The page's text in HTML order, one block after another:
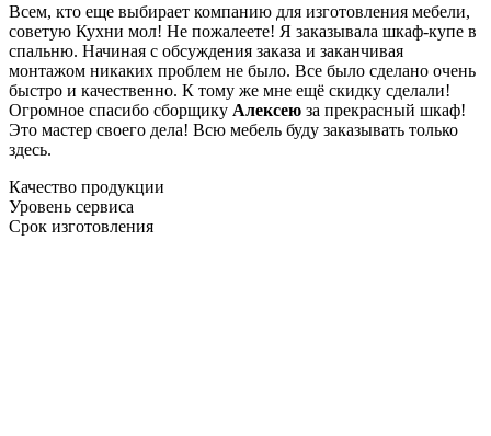
Всем, кто еще выбирает компанию для изготовления мебели,
советую Кухни мол! Не пожалеете! Я заказывала шкаф-купе в
спальню. Начиная с обсуждения заказа и заканчивая
монтажом никаких проблем не было. Все было сделано очень
быстро и качественно. К тому же мне ещё скидку сделали!
Огромное спасибо сборщику Алексею за прекрасный шкаф!
Это мастер своего дела! Всю мебель буду заказывать только
здесь.
Качество продукции
Уровень сервиса
Срок изготовления